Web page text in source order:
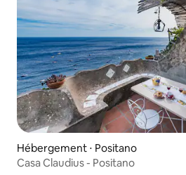
Hébergement ⋅ Positano
Casa Claudius - Positano